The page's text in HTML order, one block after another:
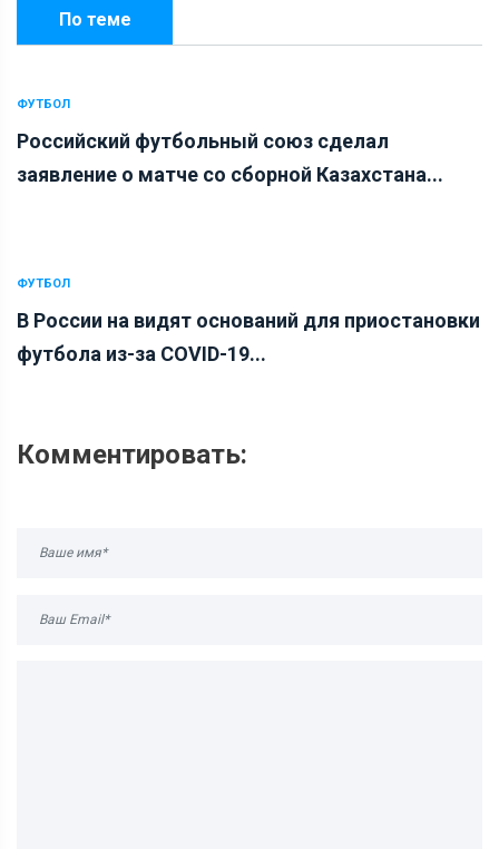
По теме
ФУТБОЛ
Российский футбольный союз сделал
заявление о матче со сборной Казахстана...
ФУТБОЛ
В России на видят оснований для приостановки
футбола из-за COVID-19...
Комментировать: